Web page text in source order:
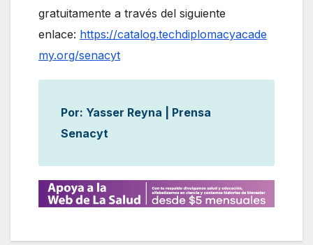
gratuitamente a través del siguiente
enlace: https://catalog.techdiplomacyacade
my.org/senacyt
Por: Yasser Reyna | Prensa
Senacyt